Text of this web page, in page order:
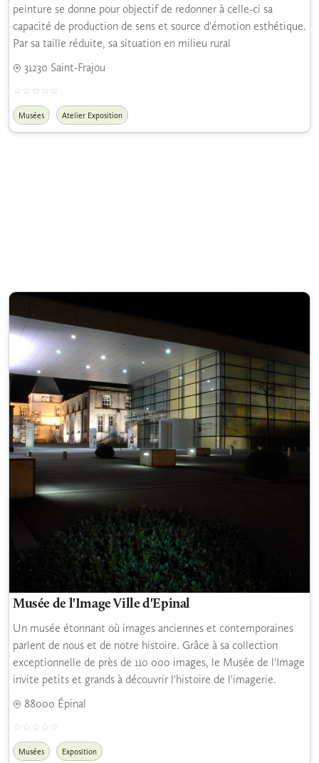
peinture se donne pour objectif de redonner à celle-ci sa
capacité de production de sens et source d'émotion esthétique.
Par sa taille réduite, sa situation en milieu rural
31230 Saint-Frajou
Musées Atelier Exposition
Musée de l'Image Ville d'Epinal
Un musée étonnant où images anciennes et contemporaines
parlent de nous et de notre histoire. Grâce à sa collection
exceptionnelle de près de 110 000 images, le Musée de l'Image
invite petits et grands à découvrir l'histoire de l'imagerie.
88000 Épinal
Musées Exposition